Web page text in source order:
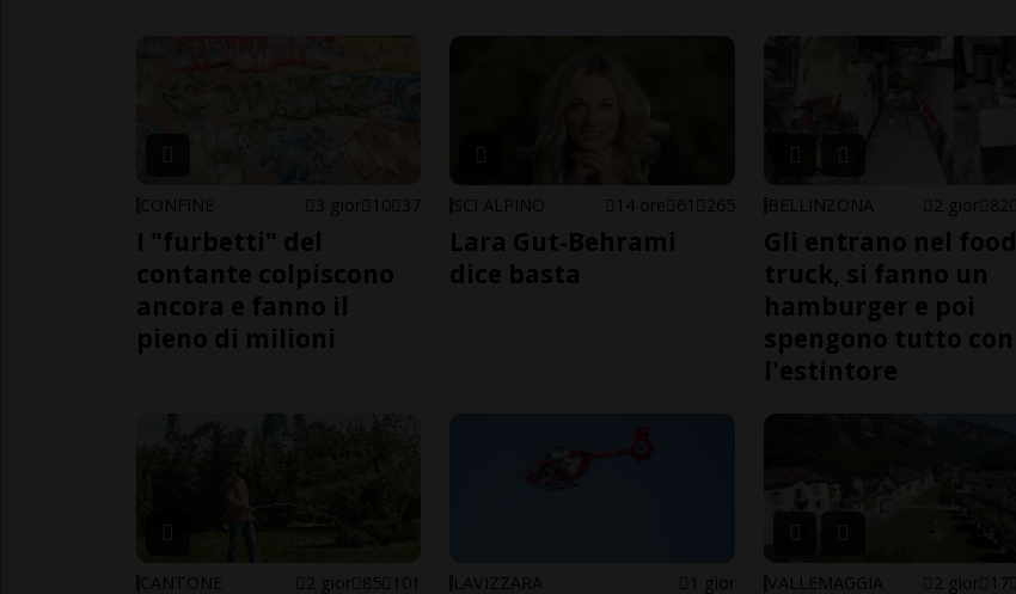
CONFINE 3 gior 10 37
I "furbetti" del
contante colpiscono
ancora e fanno il
pieno di milioni
SCI ALPINO 14 ore 61 265
Lara Gut-Behrami
dice basta
BELLINZONA 2 gior 82
Gli entrano nel food
truck, si fanno un
hamburger e poi
spengono tutto con
l'estintore
CANTONE 2 gior 85 101 LAVIZZARA 1 gior VALLEMAGGIA 2 gior 17